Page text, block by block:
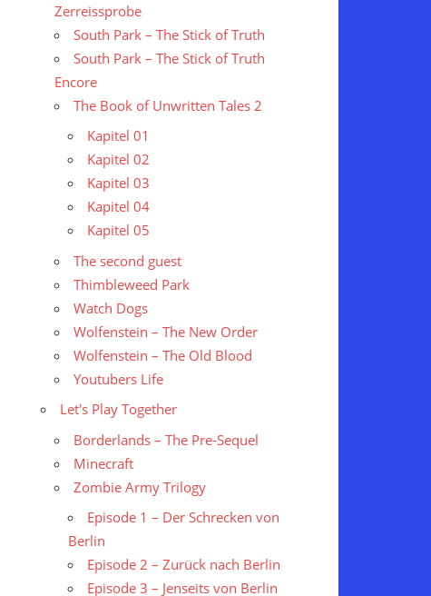
Zerreissprobe
South Park – The Stick of Truth
South Park – The Stick of Truth
Encore
The Book of Unwritten Tales 2
Kapitel 01
Kapitel 02
Kapitel 03
Kapitel 04
Kapitel 05
The second guest
Thimbleweed Park
Watch Dogs
Wolfenstein – The New Order
Wolfenstein – The Old Blood
Youtubers Life
Let's Play Together
Borderlands – The Pre-Sequel
Minecraft
Zombie Army Trilogy
Episode 1 – Der Schrecken von
Berlin
Episode 2 – Zurück nach Berlin
Episode 3 – Jenseits von Berlin